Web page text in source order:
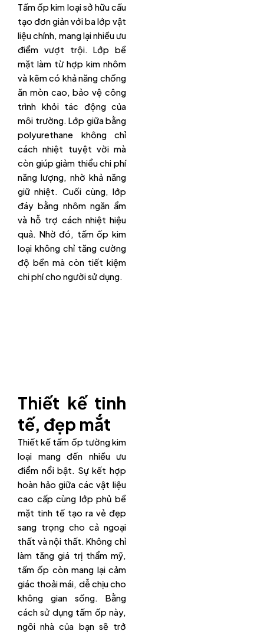
Tấm ốp kim loại sở hữu cấu
tạo đơn giản với ba lớp vật
liệu chính, mang lại nhiều ưu
điểm vượt trội. Lớp bề
mặt làm từ hợp kim nhôm
và kẽm có khả năng chống
ăn mòn cao, bảo vệ công
trình khỏi tác động của
môi trường. Lớp giữa bằng
polyurethane không chỉ
cách nhiệt tuyệt vời mà
còn giúp giảm thiểu chi phí
năng lượng, nhờ khả năng
giữ nhiệt. Cuối cùng, lớp
đáy bằng nhôm ngăn ẩm
và hỗ trợ cách nhiệt hiệu
quả. Nhờ đó, tấm ốp kim
loại không chỉ tăng cường
độ bền mà còn tiết kiệm
chi phí cho người sử dụng.
Thiết kế tinh
tế, đẹp mắt
Thiết kế tấm ốp tường kim
loại mang đến nhiều ưu
điểm nổi bật. Sự kết hợp
hoàn hảo giữa các vật liệu
cao cấp cùng lớp phủ bề
mặt tinh tế tạo ra vẻ đẹp
sang trọng cho cả ngoại
thất và nội thất. Không chỉ
làm tăng giá trị thẩm mỹ,
tấm ốp còn mang lại cảm
giác thoải mái, dễ chịu cho
không gian sống. Bằng
cách sử dụng tấm ốp này,
ngôi nhà của bạn sẽ trở